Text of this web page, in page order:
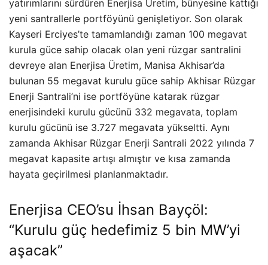
yatırımlarını sürdüren Enerjisa Üretim, bünyesine kattığı
yeni santrallerle portföyünü genişletiyor. Son olarak
Kayseri Erciyes’te tamamlandığı zaman 100 megavat
kurula güce sahip olacak olan yeni rüzgar santralini
devreye alan Enerjisa Üretim, Manisa Akhisar’da
bulunan 55 megavat kurulu güce sahip Akhisar Rüzgar
Enerji Santrali’ni ise portföyüne katarak rüzgar
enerjisindeki kurulu gücünü 332 megavata, toplam
kurulu gücünü ise 3.727 megavata yükseltti. Aynı
zamanda Akhisar Rüzgar Enerji Santrali 2022 yılında 7
megavat kapasite artışı almıştır ve kısa zamanda
hayata geçirilmesi planlanmaktadır.
Enerjisa CEO’su İhsan Bayçöl:
“Kurulu güç hedefimiz 5 bin MW’yi
aşacak”